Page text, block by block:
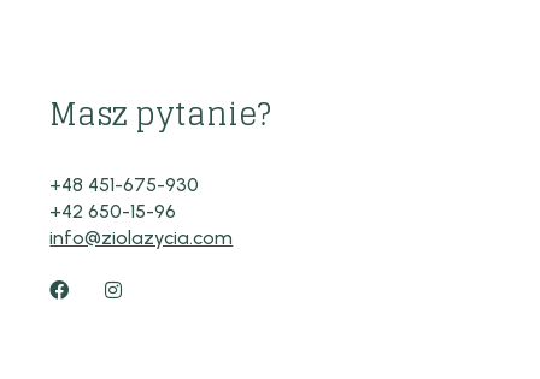
Masz pytanie?
+48 451-675-930
+42 650-15-96
info@ziolazycia.com